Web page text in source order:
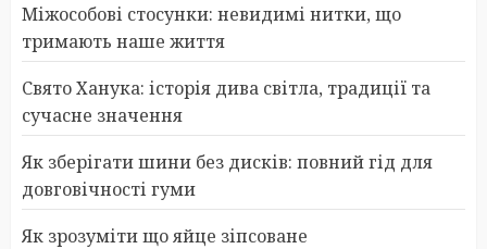
Міжособові стосунки: невидимі нитки, що
тримають наше життя
Свято Ханука: історія дива світла, традиції та
сучасне значення
Як зберігати шини без дисків: повний гід для
довговічності гуми
Як зрозуміти що яйце зіпсоване